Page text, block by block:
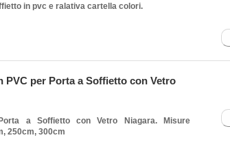
in pvc e ralativa cartella colori.
PVC per Porta a Soffietto con Vetro
a Soffietto con Vetro Niagara. Misure
250cm, 300cm